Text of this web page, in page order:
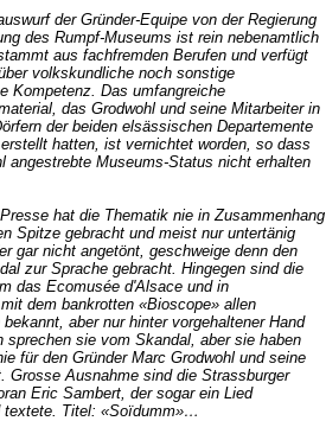
der Gründer-Equipe von der Regierung
des Rumpf-Museums ist rein nebenamtlich
aus fachfremden Berufen und verfügt
volkskundliche noch sonstige
Kompetenz. Das umfangreiche
das Grodwohl und seine Mitarbeiter in
der beiden elsässischen Departemente
hatten, ist vernichtet worden, so dass
angestrebte Museums-Status nicht erhalten
hat die Thematik nie in Zusammenhang
Spitze gebracht und meist nur untertänig
gar nicht angetönt, geschweige denn den
zur Sprache gebracht. Hingegen sind die
das Ecomusée d'Alsace und in
dem bankrotten «Bioscope» allen
aber nur hinter vorgehaltener Hand
sprechen sie vom Skandal, aber sie haben
für den Gründer Marc Grodwohl und seine
Grosse Ausnahme sind die Strassburger
Eric Sambert, der sogar ein Lied
textete. Titel: «Soïdumm»…